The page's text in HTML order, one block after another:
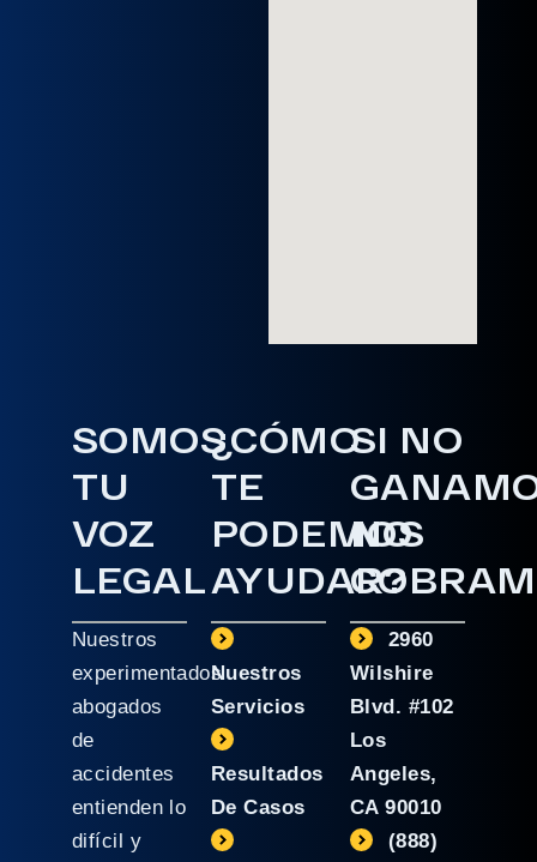
SOMOS
TU
VOZ
LEGAL
Nuestros
experimentados
abogados
de
accidentes
entienden lo
difícil y
¿CÓMO
TE
PODEMOS
AYUDAR?
Nuestros
Servicios
Resultados
De Casos
SI NO
NO
2960
Wilshire
Blvd. #102
Los
Angeles,
CA 90010
(888)